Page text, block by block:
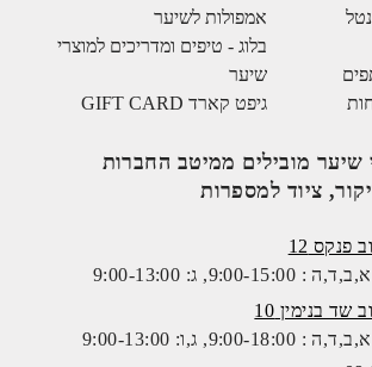
אמפולות לשיער
בלוג - טיפים ומדריכים למוצרי
שיער
גיפט קארד GIFT CARD
שיער מובילים ממיטב החברות
ציוד למספרות
פנקס 12
ג: 9:00-13:00
שד בנימין 10
ג,ו: 9:00-13:00